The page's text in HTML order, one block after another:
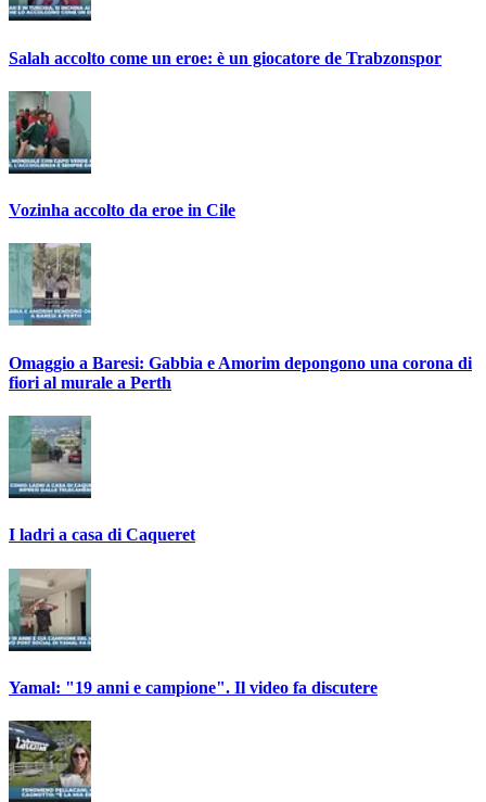
Salah accolto come un eroe: è un giocatore de Trabzonspor
Vozinha accolto da eroe in Cile
Omaggio a Baresi: Gabbia e Amorim depongono una corona di
fiori al murale a Perth
I ladri a casa di Caqueret
Yamal: "19 anni e campione". Il video fa discutere